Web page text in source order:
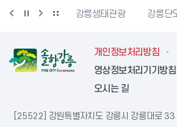
물사랑센터 강릉생태관광 강릉단오
개인정보처리방침
영상정보처리기기방침
오시는 길
[25522] 강원특별자치도 강릉시 강릉대로 33